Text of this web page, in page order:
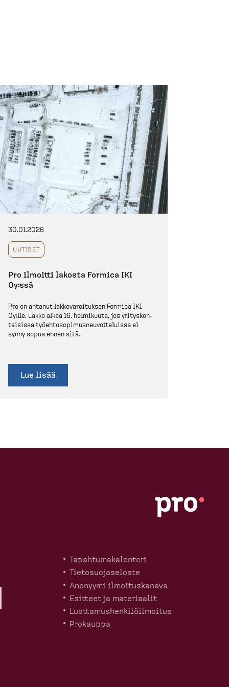
30.01.2026
UUTISET
Pro ilmoitti lakosta Formica IKI
Oy:ssä
Pro on antanut lakkova­roi­tuksen Formica IKI
Oy:lle. Lakko alkaa 16. helmikuuta, jos yritys­koh­
taisissa työehto­so­pi­mus­neu­vot­te­luissa ei
synny sopua ennen sitä.
Lue lisää
Tapahtu­ma­ka­lenteri
Tietosuo­ja­seloste
Anonyymi ilmoitus­kanava
Esitteet ja materiaalit
Luotta­mus­hen­ki­löil­moitus
Prokauppa